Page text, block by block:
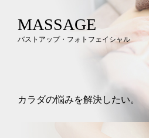
MASSAGE
バストアップ・フォトフェイシャル
カラダの悩みを解決したい。